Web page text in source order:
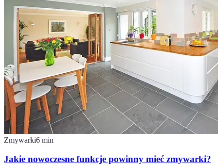
Zmywarki6 min
Jakie nowoczesne funkcje powinny mieć zmywarki?